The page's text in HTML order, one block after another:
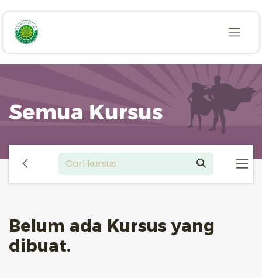
Semua Kursus
Belum ada Kursus yang
dibuat.